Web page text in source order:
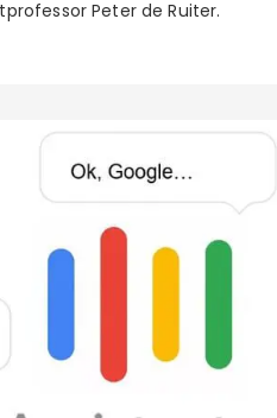
Peter de Ruiter.